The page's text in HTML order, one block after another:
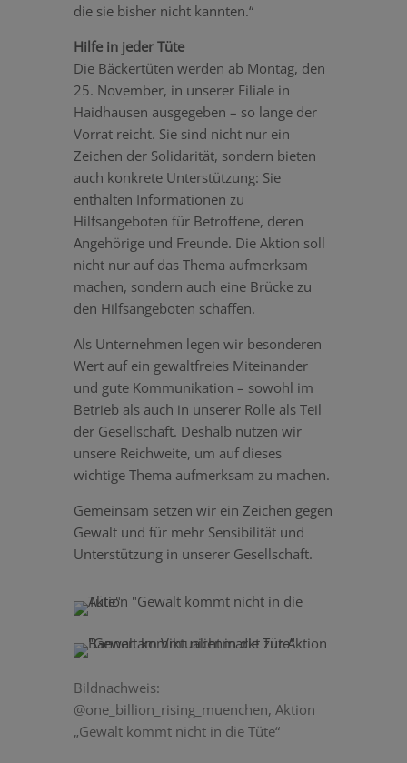
die sie bisher nicht kannten.“
Hilfe in jeder Tüte
Die Bäckertüten werden ab Montag, den
25. November, in unserer Filiale in
Haidhausen ausgegeben – so lange der
Vorrat reicht. Sie sind nicht nur ein
Zeichen der Solidarität, sondern bieten
auch konkrete Unterstützung: Sie
enthalten Informationen zu
Hilfsangeboten für Betroffene, deren
Angehörige und Freunde. Die Aktion soll
nicht nur auf das Thema aufmerksam
machen, sondern auch eine Brücke zu
den Hilfsangeboten schaffen.
Als Unternehmen legen wir besonderen
Wert auf ein gewaltfreies Miteinander
und gute Kommunikation – sowohl im
Betrieb als auch in unserer Rolle als Teil
der Gesellschaft. Deshalb nutzen wir
unsere Reichweite, um auf dieses
wichtige Thema aufmerksam zu machen.
Gemeinsam setzen wir ein Zeichen gegen
Gewalt und für mehr Sensibilität und
Unterstützung in unserer Gesellschaft.
Bildnachweis:
@one_billion_rising_muenchen, Aktion
„Gewalt kommt nicht in die Tüte“